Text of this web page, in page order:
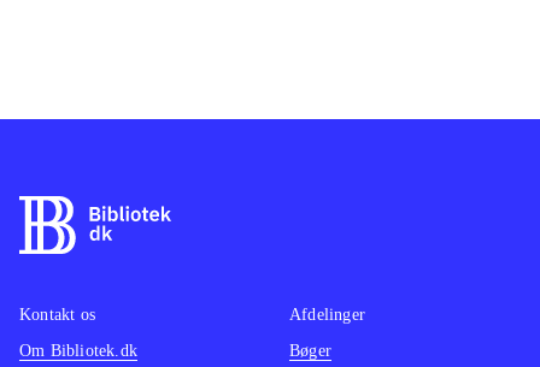
billeder og skal findes som en anden
med at vejlede forældre både på
skærmen og i den omfattende
gennembearbejdet spil, der ligger i
den bedre ende. Fra 3-5 år. Sprog:
Kontakt os
Om Bibliotek.dk
Afdelinger
Bøger